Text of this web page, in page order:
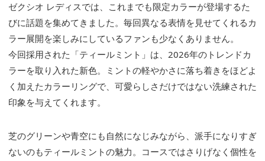
ゼクシオ レディスでは、これまでも限定カラーが登場するた
びに話題を集めてきました。毎回異なる表情を見せてくれるカ
ラー展開を楽しみにしているファンも少なくありません。
今回採用された「ティールミント」は、2026年のトレンドカ
ラーを取り入れた新色。ミントの軽やかさに落ち着きをほどよ
く加えたカラーリングで、可愛らしさだけではない洗練された
印象を与えてくれます。
芝のグリーンや青空にも自然になじみながら、派手になりすぎ
ないのもティールミントの魅力。コースではさりげなく個性を